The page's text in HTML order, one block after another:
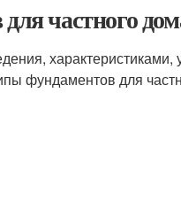
частного
фундаментов для